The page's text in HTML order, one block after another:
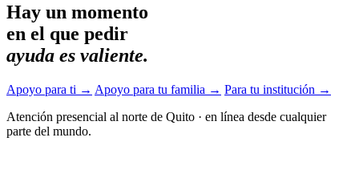
Hay un momento
en el que pedir
ayuda es valiente.
Apoyo para ti → Apoyo para tu familia → Para tu institución →
Atención presencial al norte de Quito · en línea desde cualquier
parte del mundo.